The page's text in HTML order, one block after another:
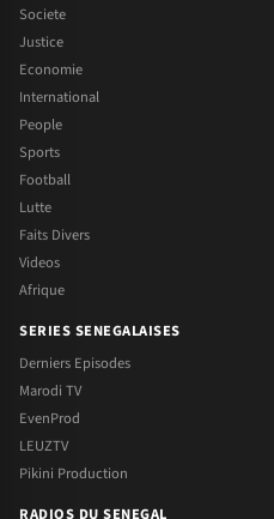
Societe
Justice
Economie
International
People
Sports
Football
Lutte
Faits Divers
Videos
Afrique
SERIES SENEGALAISES
Derniers Episodes
Marodi TV
EvenProd
LEUZTV
Pikini Production
RADIOS DU SENEGAL